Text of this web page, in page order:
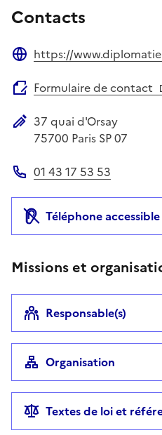
Contacts
https://
Formulaire de contact
Adresse postale
37 quai d'Orsay
75700 Paris SP 07
01 43 17 53 53
Téléphone accessible
Missions et
Responsable(s)
Organisation
Textes de loi et